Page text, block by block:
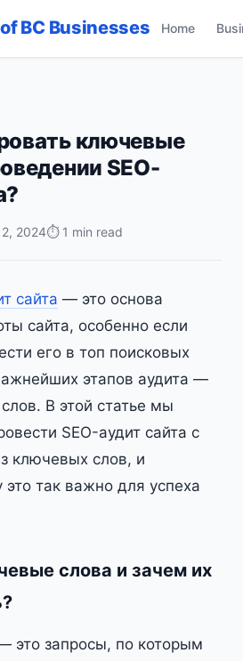
BC Businesses Home
ключевые
SEO-
2024⏱ 1 min read
сайта — это основа
сайта, особенно если
его в топ поисковых
этапов аудита —
В этой статье мы
SEO-аудит сайта с
ключевых слов, и
так важно для успеха
слова и зачем их
это запросы, по которым